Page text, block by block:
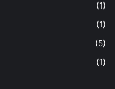
(1)
(1)
(5)
(1)